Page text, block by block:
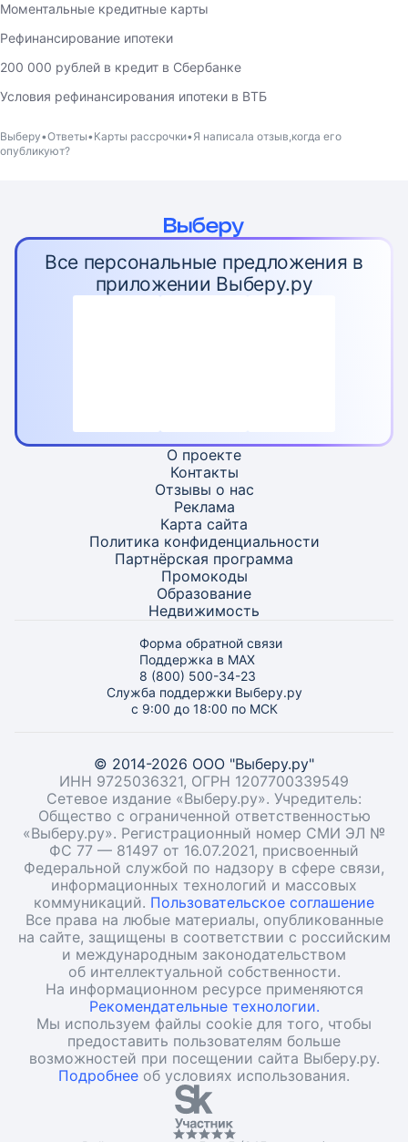
Моментальные кредитные карты
Рефинансирование ипотеки
200 000 рублей в кредит в Сбербанке
Условия рефинансирования ипотеки в ВТБ
Выберу Ответы Карты рассрочки Я написала отзыв,когда его
опубликуют?
Все персональные предложения в
приложении Выберу.ру
О проекте
Контакты
Отзывы о нас
Реклама
Карта сайта
Политика конфиденциальности
Партнёрская программа
Промокоды
Образование
Недвижимость
Форма обратной связи
Поддержка в MAX
8 (800) 500-34-23
Служба поддержки Выберу.ру
с 9:00 до 18:00 по МСК
© 2014-2026 ООО "Выберу.ру"
ИНН 9725036321, ОГРН 1207700339549
Сетевое издание «Выберу.ру». Учредитель:
Общество с ограниченной ответственностью
«Выберу.ру». Регистрационный номер СМИ ЭЛ №
ФС 77 — 81497 от 16.07.2021, присвоенный
Федеральной службой по надзору в сфере связи,
информационных технологий и массовых
коммуникаций. Пользовательское соглашение
Все права на любые материалы, опубликованные
на сайте, защищены в соответствии с российским
и международным законодательством
об интеллектуальной собственности.
На информационном ресурсе применяются
Рекомендательные технологии.
Мы используем файлы cookie для того, чтобы
предоставить пользователям больше
возможностей при посещении сайта Выберу.ру.
Подробнее об условиях использования.